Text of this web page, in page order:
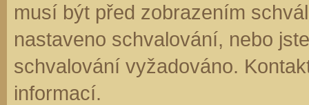
musí být před zobrazením
nastaveno schvalování, nebo
schvalování vyžadováno.
informací.